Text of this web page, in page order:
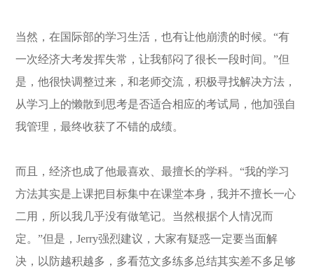
当然，在国际部的学习生活，也有让他崩溃的时候。“有
一次经济大考发挥失常，让我郁闷了很长一段时间。”但
是，他很快调整过来，和老师交流，积极寻找解决方法，
从学习上的懒散到思考是否适合相应的考试局，他加强自
我管理，最终收获了不错的成绩。
而且，经济也成了他最喜欢、最擅长的学科。“我的学习
方法其实是上课把目标集中在课堂本身，我并不擅长一心
二用，所以我几乎没有做笔记。当然根据个人情况而
定。”但是，Jerry强烈建议，大家有疑惑一定要当面解
决，以防越积越多，多看范文多练多总结其实差不多足够